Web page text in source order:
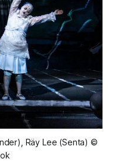
Räy Lee (Senta) ©